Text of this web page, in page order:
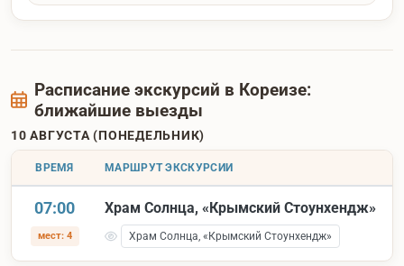
Расписание экскурсий в Кореизе:
ближайшие выезды
10 АВГУСТА (ПОНЕДЕЛЬНИК)
ВРЕМЯ МАРШРУТ ЭКСКУРСИИ
07:00
мест: 4
Храм Солнца, «Крымский Стоунхендж»
Храм Солнца, «Крымский Стоунхендж»